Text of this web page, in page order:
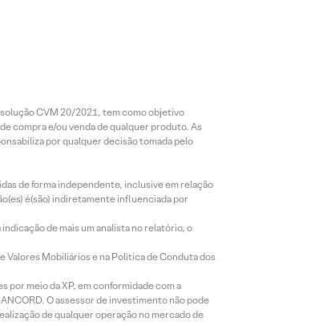
CVM 20/2021, tem como objetivo
compra e/ou venda de qualquer produto. As
por qualquer decisão tomada pelo
de forma independente, inclusive em relação
é(são) indiretamente influenciada por
de mais um analista no relatório, o
Valores Mobiliários e na Política de Conduta dos
meio da XP, em conformidade com a
O assessor de investimento não pode
de qualquer operação no mercado de